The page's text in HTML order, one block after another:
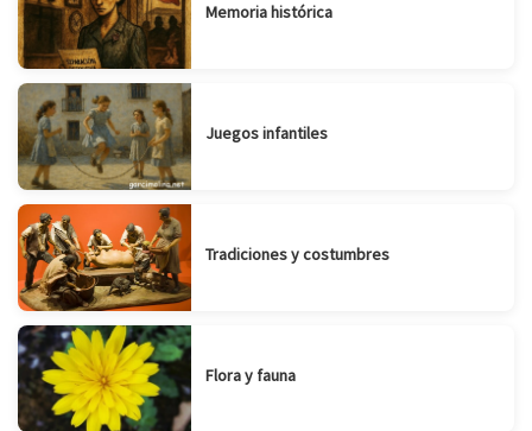
Memoria histórica
Juegos infantiles
Tradiciones y costumbres
Flora y fauna